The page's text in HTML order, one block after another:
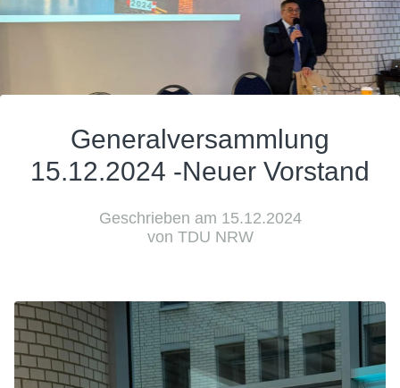
Generalversammlung
15.12.2024 -Neuer Vorstand
Geschrieben am 15.12.2024
von TDU NRW